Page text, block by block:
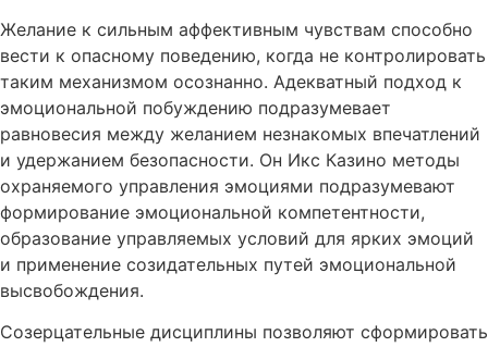
Желание к сильным аффективным чувствам способно
вести к опасному поведению, когда не контролировать
таким механизмом осознанно. Адекватный подход к
эмоциональной побуждению подразумевает
равновесия между желанием незнакомых впечатлений
и удержанием безопасности. Он Икс Казино методы
охраняемого управления эмоциями подразумевают
формирование эмоциональной компетентности,
образование управляемых условий для ярких эмоций
и применение созидательных путей эмоциональной
высвобождения.
Созерцательные дисциплины позволяют сформировать